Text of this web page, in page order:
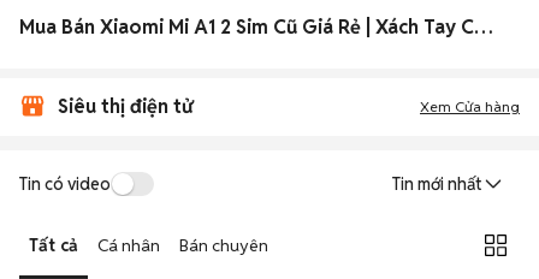
Mua Bán Xiaomi Mi A1 2 Sim Cũ Giá Rẻ | Xách Tay Chính Hãng
Siêu thị điện tử Xem Cửa hàng
Tin có video Tin mới nhất
Tất cả Cá nhân Bán chuyên